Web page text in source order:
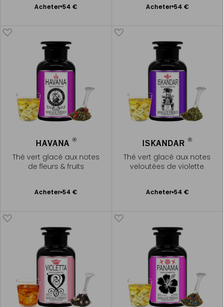
Acheter 54 €
Ajouter
Acheter 54 €
Ajouter
HAVANA ®
Thé vert glacé aux notes
de fleurs & fruits
Acheter 54 €
Ajouter
ISKANDAR®
Thé vert glacé aux notes
veloutées de violette
Acheter 54 €
Ajouter